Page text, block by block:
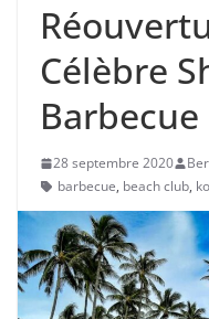
Célèbre
28 septembre 2020
barbecue, beach club,